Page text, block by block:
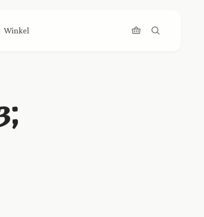
Winkel